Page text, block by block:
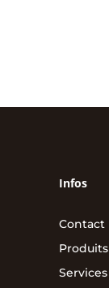
Infos
Contact
Produits
Services